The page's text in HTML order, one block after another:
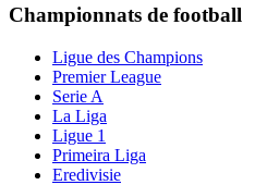
Championnats de football
Ligue des Champions
Premier League
Serie A
La Liga
Ligue 1
Primeira Liga
Eredivisie